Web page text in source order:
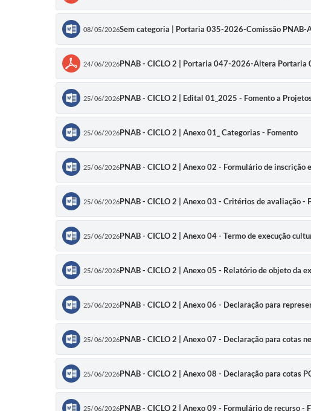
08/05/2026Sem categoria | Portaria 035-2026-Comissão PNAB-
24/06/2026PNAB - CICLO 2 | Portaria 047-2026-Altera
25/06/2026PNAB - CICLO 2 | Edital 01_2025 - Fomento a
25/06/2026PNAB - CICLO 2 | Anexo 01_ Categorias - Fomento
25/06/2026PNAB - CICLO 2 | Anexo 02 - Formulário de inscrição
25/06/2026PNAB - CICLO 2 | Anexo 03 - Critérios de avaliação -
25/06/2026PNAB - CICLO 2 | Anexo 04 - Termo de execução
25/06/2026PNAB - CICLO 2 | Anexo 05 - Relatório de objeto da
25/06/2026PNAB - CICLO 2 | Anexo 06 - Declaração para
25/06/2026PNAB - CICLO 2 | Anexo 07 - Declaração para cotas
25/06/2026PNAB - CICLO 2 | Anexo 08 - Declaração para cotas
25/06/2026PNAB - CICLO 2 | Anexo 09 - Formulário de recurso -